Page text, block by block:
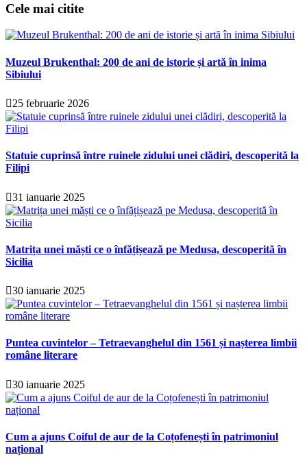
Cele mai citite
Muzeul Brukenthal: 200 de ani de istorie și artă în inima
Sibiului
25 februarie 2026
Statuie cuprinsă între ruinele zidului unei clădiri, descoperită la
Filipi
31 ianuarie 2025
Matrița unei măști ce o înfățișează pe Medusa, descoperită în
Sicilia
30 ianuarie 2025
Puntea cuvintelor – Tetraevanghelul din 1561 și nașterea limbii
române literare
30 ianuarie 2025
Cum a ajuns Coiful de aur de la Coțofenești în patrimoniul
național